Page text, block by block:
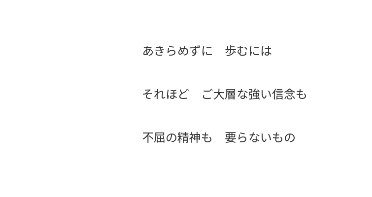
あきらめずに 歩むには
それほど ご大層な強い信念も
不屈の精神も 要らないもの